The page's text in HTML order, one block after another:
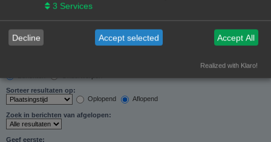
Alleen berichtonderwerpen en tekst
Alleen tekst
Alleen onderwerptitels
Alleen eerste bericht van onderwerp
Sorteer resultaten op:
Oplopend
Aflopend
Zoek in berichten van afgelopen:
Geef eerste:
3 Services
Decline Accept selected Accept All
Realized with Klaro!